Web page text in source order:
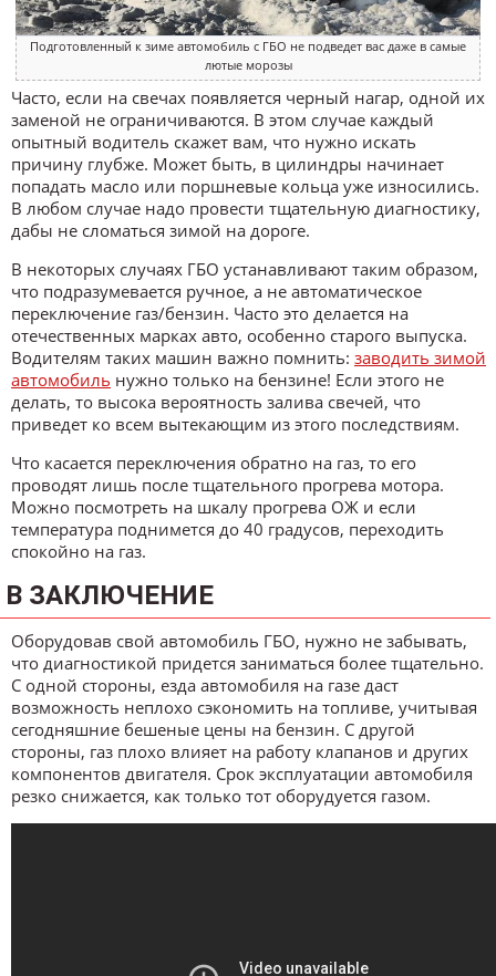
Подготовленный к зиме автомобиль с ГБО не подведет вас даже в самые
лютые морозы
Часто, если на свечах появляется черный нагар, одной их
заменой не ограничиваются. В этом случае каждый
опытный водитель скажет вам, что нужно искать
причину глубже. Может быть, в цилиндры начинает
попадать масло или поршневые кольца уже износились.
В любом случае надо провести тщательную диагностику,
дабы не сломаться зимой на дороге.
В некоторых случаях ГБО устанавливают таким образом,
что подразумевается ручное, а не автоматическое
переключение газ/бензин. Часто это делается на
отечественных марках авто, особенно старого выпуска.
Водителям таких машин важно помнить: заводить зимой
автомобиль нужно только на бензине! Если этого не
делать, то высока вероятность залива свечей, что
приведет ко всем вытекающим из этого последствиям.
Что касается переключения обратно на газ, то его
проводят лишь после тщательного прогрева мотора.
Можно посмотреть на шкалу прогрева ОЖ и если
температура поднимется до 40 градусов, переходить
спокойно на газ.
В ЗАКЛЮЧЕНИЕ
Оборудовав свой автомобиль ГБО, нужно не забывать,
что диагностикой придется заниматься более тщательно.
С одной стороны, езда автомобиля на газе даст
возможность неплохо сэкономить на топливе, учитывая
сегодняшние бешеные цены на бензин. С другой
стороны, газ плохо влияет на работу клапанов и других
компонентов двигателя. Срок эксплуатации автомобиля
резко снижается, как только тот оборудуется газом.